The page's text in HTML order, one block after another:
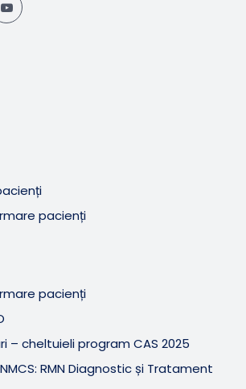
pacienți
pacienți
– cheltuieli program CAS 2025
RMN Diagnostic și Tratament